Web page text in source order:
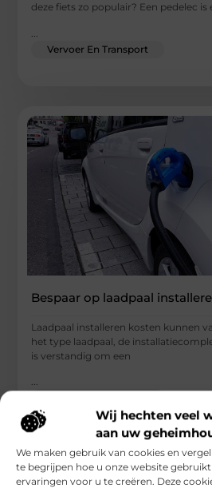
Wij hechten veel
aan uw
We maken gebruik van cookies en
te begrijpen hoe u onze website
ervaringen voor u te creëren. Deze
deze fiets zo populair? Een pedelec is
Vervoer En Transport
Bespaar op laadpaal
Laadpaal installeren kosten kunnen
het type laadpaal, de
is verstandig om een